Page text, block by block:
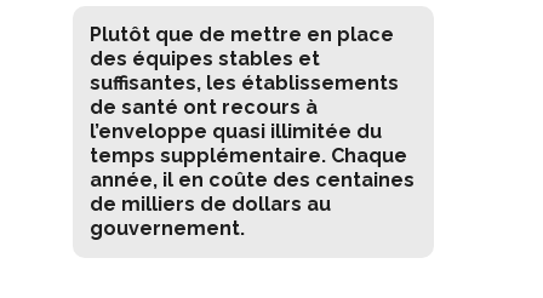
Plutôt que de mettre en place
des équipes stables et
suffisantes, les établissements
de santé ont recours à
l’enveloppe quasi illimitée du
temps supplémentaire. Chaque
année, il en coûte des centaines
de milliers de dollars au
gouvernement.